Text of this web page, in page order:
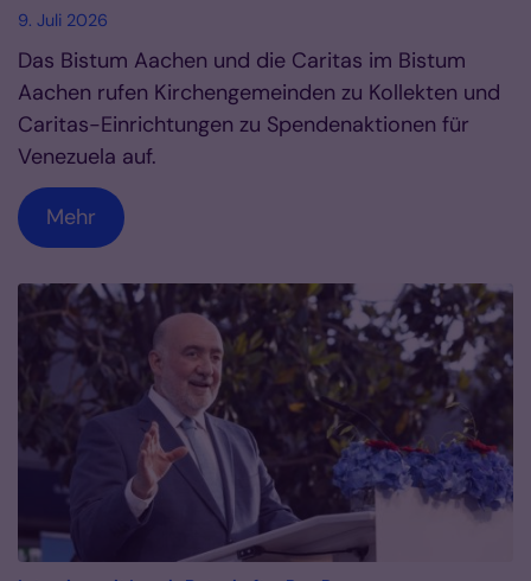
9. Juli 2026
Das Bistum Aachen und die Caritas im Bistum
Aachen rufen Kirchengemeinden zu Kollekten und
Caritas-Einrichtungen zu Spendenaktionen für
Venezuela auf.
Mehr